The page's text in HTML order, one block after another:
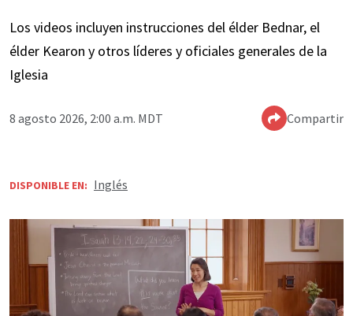
Los videos incluyen instrucciones del élder Bednar, el
élder Kearon y otros líderes y oficiales generales de la
Iglesia
8 agosto 2026, 2:00 a.m. MDT Compartir
DISPONIBLE EN: Inglés